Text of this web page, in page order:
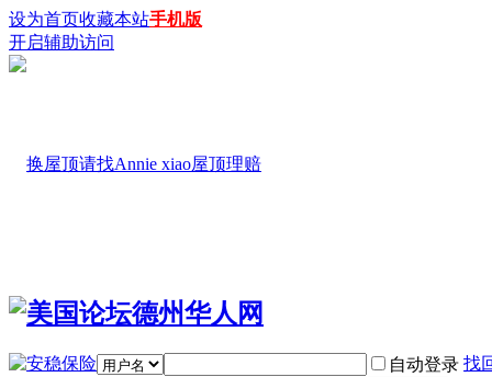
设为首页收藏本站手机版
开启辅助访问
自动登录 找